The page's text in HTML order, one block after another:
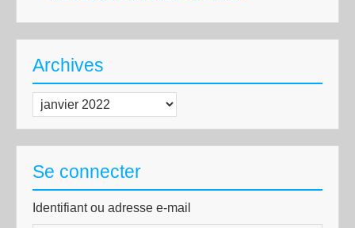
Archives
Archives
Se connecter
Identifiant ou adresse e-mail